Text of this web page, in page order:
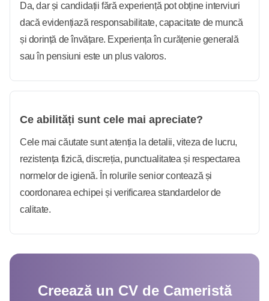
Da, dar și candidații fără experiență pot obține interviuri
dacă evidențiază responsabilitate, capacitate de muncă
și dorință de învățare. Experiența în curățenie generală
sau în pensiuni este un plus valoros.
Ce abilități sunt cele mai apreciate?
Cele mai căutate sunt atenția la detalii, viteza de lucru,
rezistența fizică, discreția, punctualitatea și respectarea
normelor de igienă. În rolurile senior contează și
coordonarea echipei și verificarea standardelor de
calitate.
Creează un CV de Cameristă